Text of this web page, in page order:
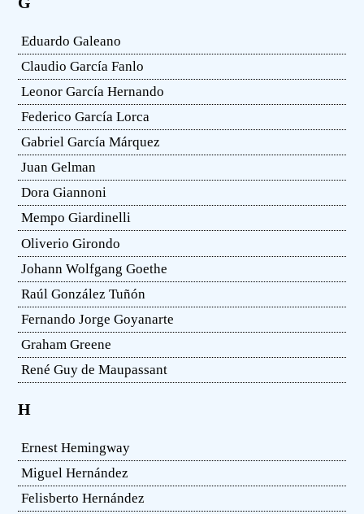
Eduardo Galeano
Claudio García Fanlo
Leonor García Hernando
Federico García Lorca
Gabriel García Márquez
Juan Gelman
Dora Giannoni
Mempo Giardinelli
Oliverio Girondo
Johann Wolfgang Goethe
Raúl González Tuñón
Fernando Jorge Goyanarte
Graham Greene
René Guy de Maupassant
H
Ernest Hemingway
Miguel Hernández
Felisberto Hernández